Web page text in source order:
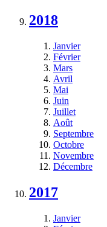
2018
Janvier
Février
Mars
Avril
Mai
Juin
Juillet
Août
Septembre
Octobre
Novembre
Décembre
2017
Janvier